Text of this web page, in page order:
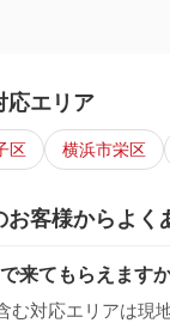
応エリア
区 横浜市栄区
客様からよく
来てもらえます
む対応エリアは現